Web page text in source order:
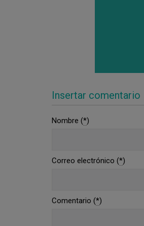
Insertar comentario
Nombre (*)
Correo electrónico (*)
Comentario (*)